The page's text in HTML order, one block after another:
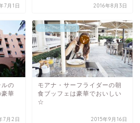
7月1日 2016年8月3日
ルの
華
7月2日
ハワイのレストラン
モアナ・サーフライダーの朝
食ブッフェは豪華でおいしい
☆
2015年9月16日